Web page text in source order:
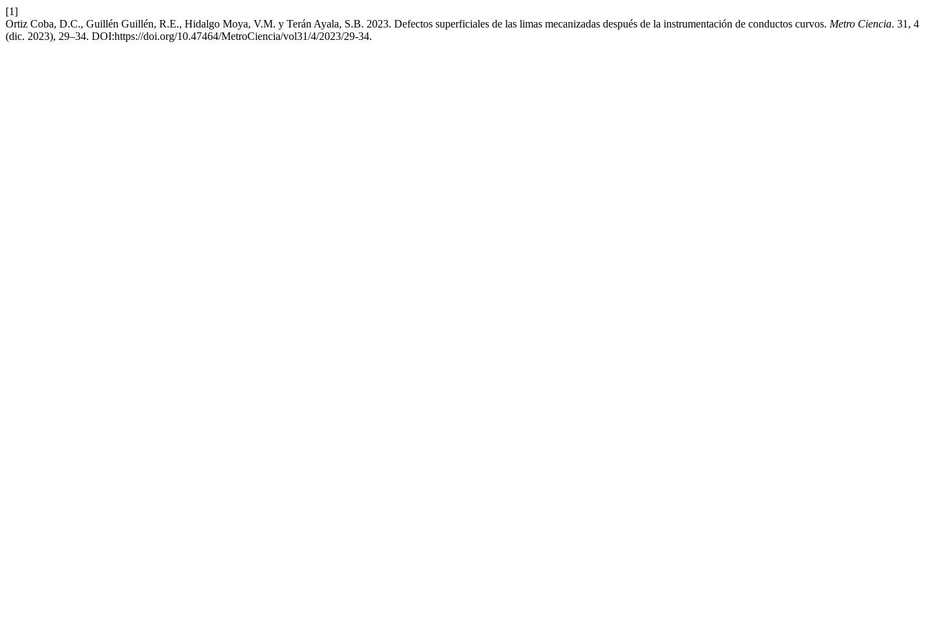
[1]
Ortiz Coba, D.C., Guillén Guillén, R.E., Hidalgo Moya, V.M. y Terán Ayala, S.B. 2023. Defectos superficiales de las limas mecanizadas después de la instrumentación de conductos curvos. Metro Ciencia. 31, 4
(dic. 2023), 29–34. DOI:https://doi.org/10.47464/MetroCiencia/vol31/4/2023/29-34.